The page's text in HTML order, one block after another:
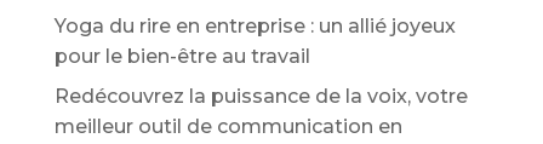
Yoga du rire en entreprise : un allié joyeux
pour le bien-être au travail
Redécouvrez la puissance de la voix, votre
meilleur outil de communication en